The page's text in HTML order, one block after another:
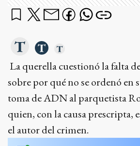
La querella cuestionó la falta
sobre por qué no se ordenó en
toma de ADN al parquetista
quien, con la causa prescripta,
el autor del crimen.